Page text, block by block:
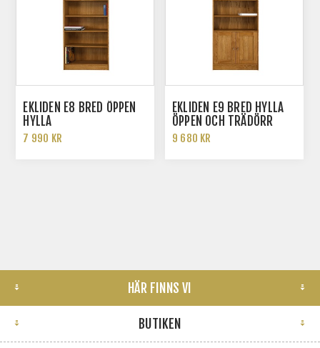
EKLIDEN E8 BRED ÖPPEN
HYLLA
7 990 KR
EKLIDEN E9 BRED HYLLA
ÖPPEN OCH TRÄDÖRR
9 680 KR
HÄR FINNS VI
BUTIKEN